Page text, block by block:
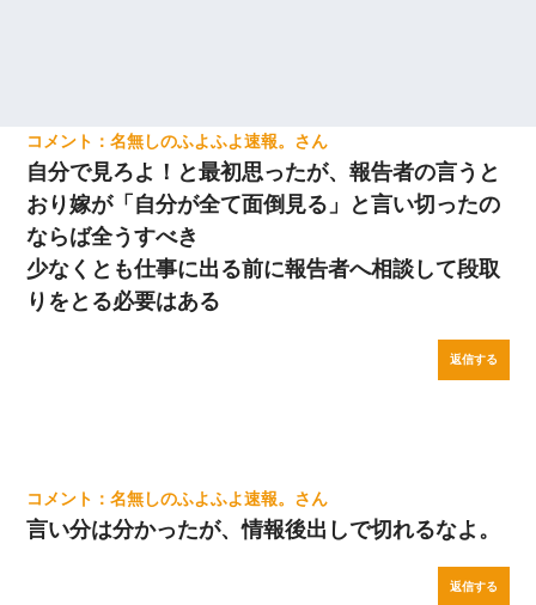
名無しのふよふよ速報。
自分で見ろよ！と最初思ったが、報告者の言うと
おり嫁が「自分が全て面倒見る」と言い切ったの
ならば全うすべき
少なくとも仕事に出る前に報告者へ相談して段取
りをとる必要はある
返信する
名無しのふよふよ速報。
言い分は分かったが、情報後出しで切れるなよ。
返信する